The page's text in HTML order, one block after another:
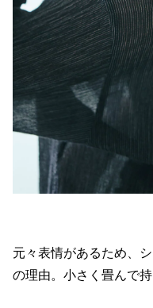
元々表情があるため、
の理由。小さく畳んで